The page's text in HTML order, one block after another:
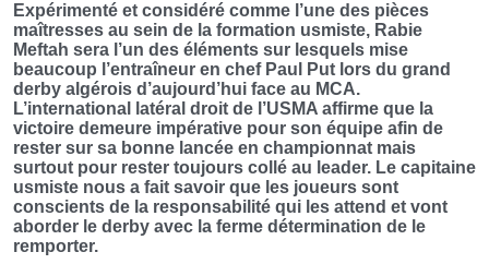
Expérimenté et considéré comme l’une des pièces
maîtresses au sein de la formation usmiste, Rabie
Meftah sera l’un des éléments sur lesquels mise
beaucoup l’entraîneur en chef Paul Put lors du grand
derby algérois d’aujourd’hui face au MCA.
L’international latéral droit de l’USMA affirme que la
victoire demeure impérative pour son équipe afin de
rester sur sa bonne lancée en championnat mais
surtout pour rester toujours collé au leader. Le capitaine
usmiste nous a fait savoir que les joueurs sont
conscients de la responsabilité qui les attend et vont
aborder le derby avec la ferme détermination de le
remporter.